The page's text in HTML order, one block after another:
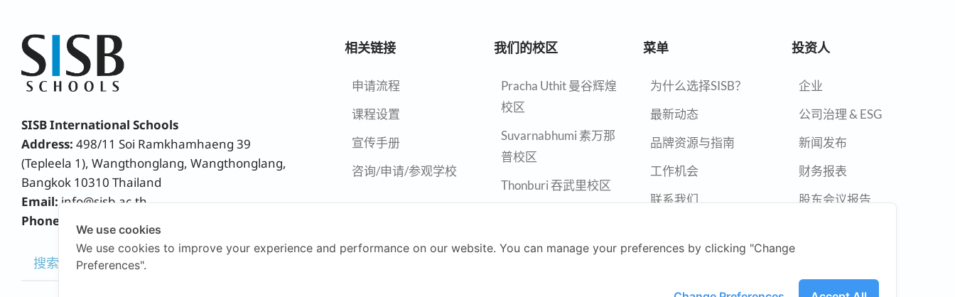
SISB International Schools
Address:498/11 Soi Ramkhamhaeng 39
(Tepleela 1), Wangthonglang, Wangthonglang,
Bangkok 10310 Thailand
Email: info@sisb.ac.th
Phone:
+66 2158 9191
相关链接
申请流程
课程设置
宣传手册
咨询/申请/参观学校
我们的校区
Pracha Uthit 曼谷辉煌
校区
Suvarnabhumi 素万那
普校区
Thonburi 吞武里校区
Nonthaburi 暖武里校
菜单
为什么选择SISB？
最新动态
品牌资源与指南
工作机会
联系我们
投资人
企业
公司治理 & ESG
新闻发布
财务报表
股东会议报告
新闻中心
We use cookies
We use cookies to improve your experience and performance on our website. You can manage your preferences by clicking "Change
Preferences".